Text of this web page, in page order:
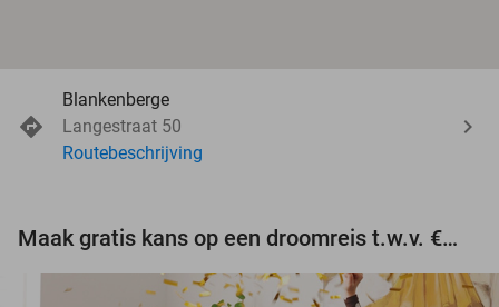
Blankenberge
Langestraat 50
Routebeschrijving
Maak gratis kans op een droomreis t.w.v. €3.000!